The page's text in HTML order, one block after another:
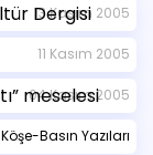
Dergisi
13 Kasım 2005
11 Kasım 2005
meselesi
04 Kasım 2005
Köşe-Basın Yazıları